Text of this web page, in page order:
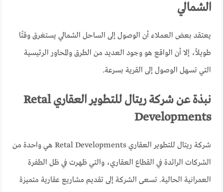
الشمالي
يعتقد بعض العملاء أن الوصول إلى الساحل الشمالي يستغرق وقتًا
طويلاً، إلا أن الواقع هو وجود العديد من الطرق والمحاور الرئيسية
التي تسهل الوصول إلى القرية بسرعة.
نبذة عن شركة ريتال للتطوير العقاري Retal
Developments
شركة ريتال للتطوير العقاري Retal Developments هي واحدة من
الشركات الرائدة في القطاع العقاري، والتي ظهرت في ظل الطفرة
العمرانية الحالية. تسعى الشركة إلى تقديم مشاريع عقارية متميزة